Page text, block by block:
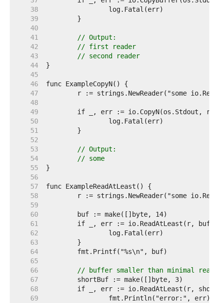
    38
    39
    40
    41
// Output:
    42
// first reader
    43
// second reader
    44
    45
    46
    47
    48
    49
    50
    51
    52
    53
// Output:
    54
// some
    55
    56
    57
    58
    59
    60
    61
    62
    63
    64
    65
    66
// buffer smaller than minimal read
    67
    68
    69